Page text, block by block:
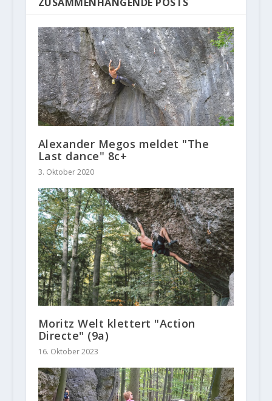
ZUSAMMENHÄNGENDE POSTS
Alexander Megos meldet "The
Last dance" 8c+
3. Oktober 2020
Moritz Welt klettert "Action
Directe" (9a)
16. Oktober 2023